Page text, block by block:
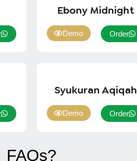
Ebony Midnight
Demo Order
Syukuran Aqiqah
Demo Order
FAQs?